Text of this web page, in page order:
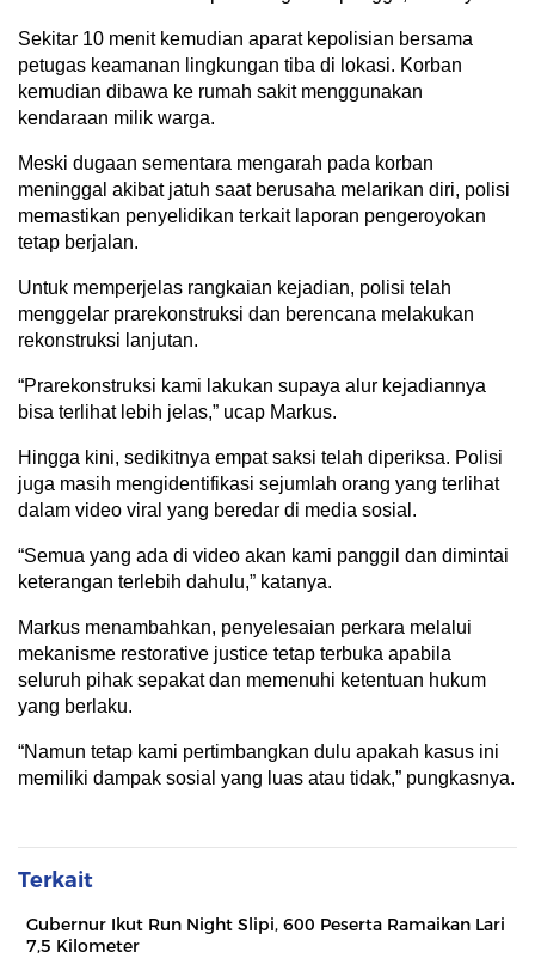
Sekitar 10 menit kemudian aparat kepolisian bersama
petugas keamanan lingkungan tiba di lokasi. Korban
kemudian dibawa ke rumah sakit menggunakan
kendaraan milik warga.
Meski dugaan sementara mengarah pada korban
meninggal akibat jatuh saat berusaha melarikan diri, polisi
memastikan penyelidikan terkait laporan pengeroyokan
tetap berjalan.
Untuk memperjelas rangkaian kejadian, polisi telah
menggelar prarekonstruksi dan berencana melakukan
rekonstruksi lanjutan.
“Prarekonstruksi kami lakukan supaya alur kejadiannya
bisa terlihat lebih jelas,” ucap Markus.
Hingga kini, sedikitnya empat saksi telah diperiksa. Polisi
juga masih mengidentifikasi sejumlah orang yang terlihat
dalam video viral yang beredar di media sosial.
“Semua yang ada di video akan kami panggil dan dimintai
keterangan terlebih dahulu,” katanya.
Markus menambahkan, penyelesaian perkara melalui
mekanisme restorative justice tetap terbuka apabila
seluruh pihak sepakat dan memenuhi ketentuan hukum
yang berlaku.
“Namun tetap kami pertimbangkan dulu apakah kasus ini
memiliki dampak sosial yang luas atau tidak,” pungkasnya.
Terkait
Gubernur Ikut Run Night Slipi, 600 Peserta Ramaikan Lari
7,5 Kilometer